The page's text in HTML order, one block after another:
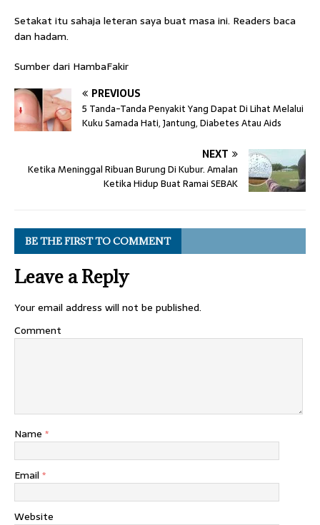
Setakat itu sahaja leteran saya buat masa ini. Readers baca
dan hadam.
Sumber dari HambaFakir
PREVIOUS
5 Tanda-Tanda Penyakit Yang Dapat Di Lihat Melalui
Kuku Samada Hati, Jantung, Diabetes Atau Aids
NEXT
Ketika Meninggal Ribuan Burung Di Kubur. Amalan
Ketika Hidup Buat Ramai SEBAK
BE THE FIRST TO COMMENT
Leave a Reply
Your email address will not be published.
Comment
Name *
Email *
Website